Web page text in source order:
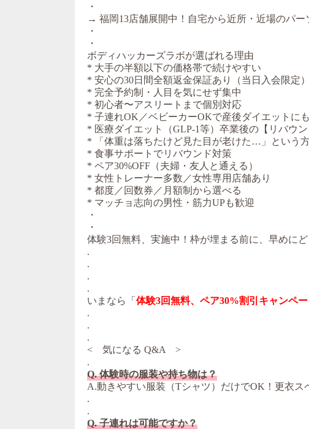
・
→ 福岡13店舗展開中！自宅から近所・近場のパー
・
・
ボディハッカーズラボが選ばれる理由
* 大手の半額以下の価格帯で続けやすい
* 安心の30日間全額返金保証あり（当日入会限定）
* 完全予約制・人目を気にせず集中
* 初心者〜アスリートまで個別対応
* 子連れOK／ベビーカーOKで産後ダイエットに
* 医療ダイエット（GLP-1等）卒業後の【リバウ
* 「体重は落ちたけど見た目が老けた…」という
* 食事サポートでリバウンド対策
* ペア30%OFF（夫婦・友人と通える）
* 女性トレーナー多数／女性専用店舗あり
* 都度／回数券／月額制から選べる
* マッチョ志向の男性・筋力UPも歓迎
・
・
体験3回無料、実施中！枠が埋まる前に、早めにど
.
.
.
.
いまなら「 体験3回無料、ペア30%割引キャンペー
.
.
.
< 気になる Q&A >
.
Q. 体験時の服装や持ち物は？
A.動きやすい服装（Tシャツ）だけでOK！更衣ス
.
.
Q. 子連れは可能ですか？